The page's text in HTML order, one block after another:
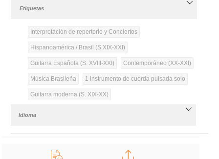
Etiquetas
Interpretación de repertorio y Conciertos
Hispanoamérica / Brasil (S.XIX-XXI)
Guitarra Española (S. XVIII-XXI) Contemporáneo (XX-XXI)
Música Brasileña 1 instrumento de cuerda pulsada solo
Guitarra moderna (S. XIX-XX)
Idioma